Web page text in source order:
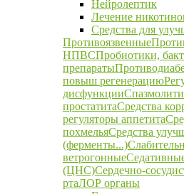
Нейролептик
Лечение
Средства для
Противоязвенные
НПВСПробиотики,
препараты
повыш регенерацию
дисфункции
простатитаСредства
регуляторы аппетита
похмельяСредства
(ферменты...)
ветрогонные
(ЦНС)Сердечно-
ртаЛОР органы